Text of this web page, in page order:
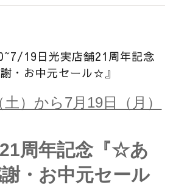
19日光実店舗21周年記念
・お中元セール☆』
）から7月19日（月）
周年記念『☆あ
・お中元セール